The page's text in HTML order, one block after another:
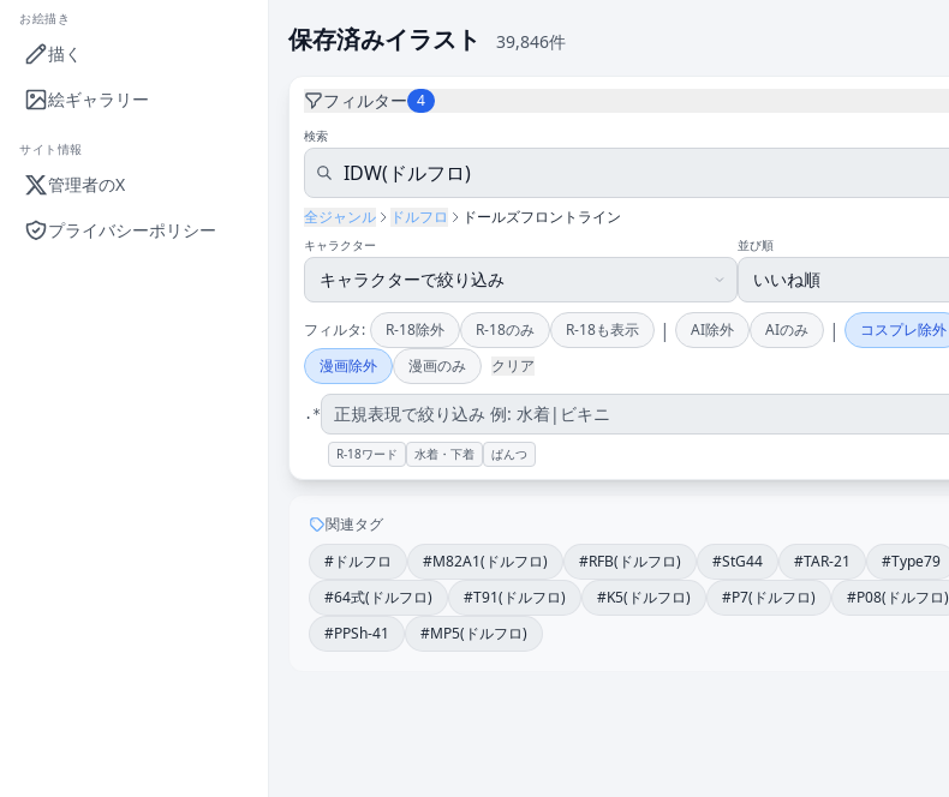
お絵描き
描く
絵ギャラリー
サイト情報
管理者のX
プライバシーポリシー
保存済みイラスト 39,846件
フィルター 4
検索
全ジャンル ドルフロ ドールズフロントライン
キャラクター 並び順
フィルタ: R-18除外 R-18のみ R-18も表示 | AI除外 AIのみ | コスプレ除外
漫画除外 漫画のみ クリア
.*
R-18ワード 水着・下着 ぱんつ
関連タグ
#ドルフロ
#M82A1(ドルフロ) #RFB(ドルフロ) #StG44 #TAR-21 #Type79
#64式(ドルフロ)
#T91(ドルフロ) #K5(ドルフロ) #P7(ドルフロ) #P08(ドルフロ)
#PPSh-41
#MP5(ドルフロ)